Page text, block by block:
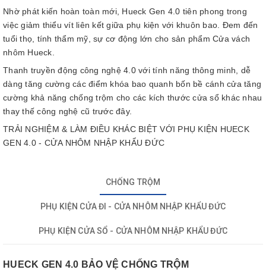
Nhờ phát kiến hoàn toàn mới, Hueck Gen 4.0 tiên phong trong
việc giảm thiểu vít liên kết giữa phụ kiện với khuôn bao. Đem đến
tuổi thọ, tính thẩm mỹ, sự cơ động lớn cho sản phẩm Cửa vách
nhôm Hueck.
Thanh truyền động công nghệ 4.0 với tính năng thông minh, dễ
dàng tăng cường các điểm khóa bao quanh bốn bề cánh cửa tăng
cường khả năng chống trộm cho các kích thước cửa sổ khác nhau
thay thế công nghệ cũ trước đây.
TRẢI NGHIỆM & LÀM ĐIỀU KHÁC BIỆT VỚI PHỤ KIỆN HUECK
GEN 4.0 - CỬA NHÔM NHẬP KHẨU ĐỨC
CHỐNG TRỘM
PHỤ KIỆN CỬA ĐI - CỬA NHÔM NHẬP KHẨU ĐỨC
PHỤ KIỆN CỬA SỔ - CỬA NHÔM NHẬP KHẨU ĐỨC
HUECK GEN 4.0 BẢO VỆ CHỐNG TRỘM